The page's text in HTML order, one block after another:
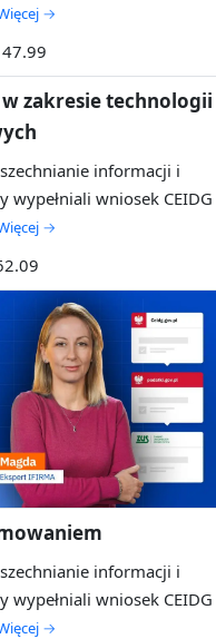
→
47.99
w zakresie technologii
informacji i
wypełniali wniosek CEIDG
→
informacji i
wypełniali wniosek CEIDG
→